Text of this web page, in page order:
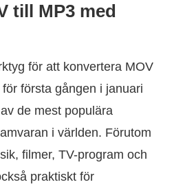
till MP3 med
för att konvertera MOV
första gången i januari
de mest populära
i världen. Förutom
filmer, TV-program och
praktiskt för